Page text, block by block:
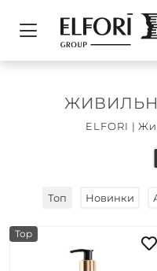
ELFORI |
Топ Новинки
Top